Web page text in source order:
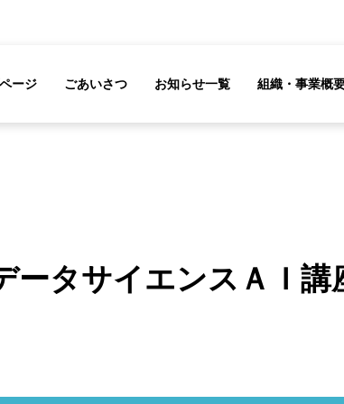
ージ ごあいさつ お知らせ一覧 組織・事業概
タサイエンスＡＩ講